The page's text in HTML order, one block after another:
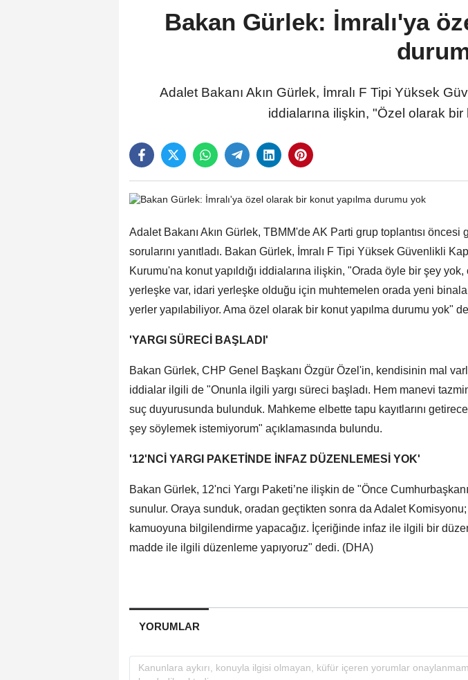
Bakan Gürlek: İmralı'ya
Adalet Bakanı Akın Gürlek, İmralı F Tipi Yüksek
iddialarına ilişkin, "Özel olarak
Adalet Bakanı Akın Gürlek, TBMM'de AK Parti grup toplantısı öncesi
sorularını yanıtladı. Bakan Gürlek, İmralı F Tipi Yüksek Güvenlikli
Kurumu'na konut yapıldığı iddialarına ilişkin, "Orada öyle bir şey
yerleşke var, idari yerleşke olduğu için muhtemelen orada yeni
yerler yapılabiliyor. Ama özel olarak bir konut yapılma durumu yok"
'YARGI SÜRECİ BAŞLADI'
Bakan Gürlek, CHP Genel Başkanı Özgür Özel'in, kendisinin mal
iddialar ilgili de "Onunla ilgili yargı süreci başladı. Hem manevi
suç duyurusunda bulunduk. Mahkeme elbette tapu kayıtlarını
şey söylemek istemiyorum" açıklamasında bulundu.
'12'NCİ YARGI PAKETİNDE İNFAZ DÜZENLEMESİ YOK'
Bakan Gürlek, 12'nci Yargı Paketi’ne ilişkin de "Önce
sunulur. Oraya sunduk, oradan geçtikten sonra da Adalet
kamuoyuna bilgilendirme yapacağız. İçeriğinde infaz ile ilgili bir
madde ile ilgili düzenleme yapıyoruz" dedi. (DHA)
YORUMLAR